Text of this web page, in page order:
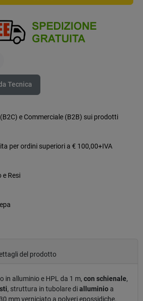
Tecnica
e Commerciale (B2B) sui prodotti
per ordini superiori a € 100,00+IVA
e Resi
del prodotto
in alluminio e HPL da 1 m, con schienale,
, struttura in tubolare dialluminio a
mm verniciato a polveri epossidiche.